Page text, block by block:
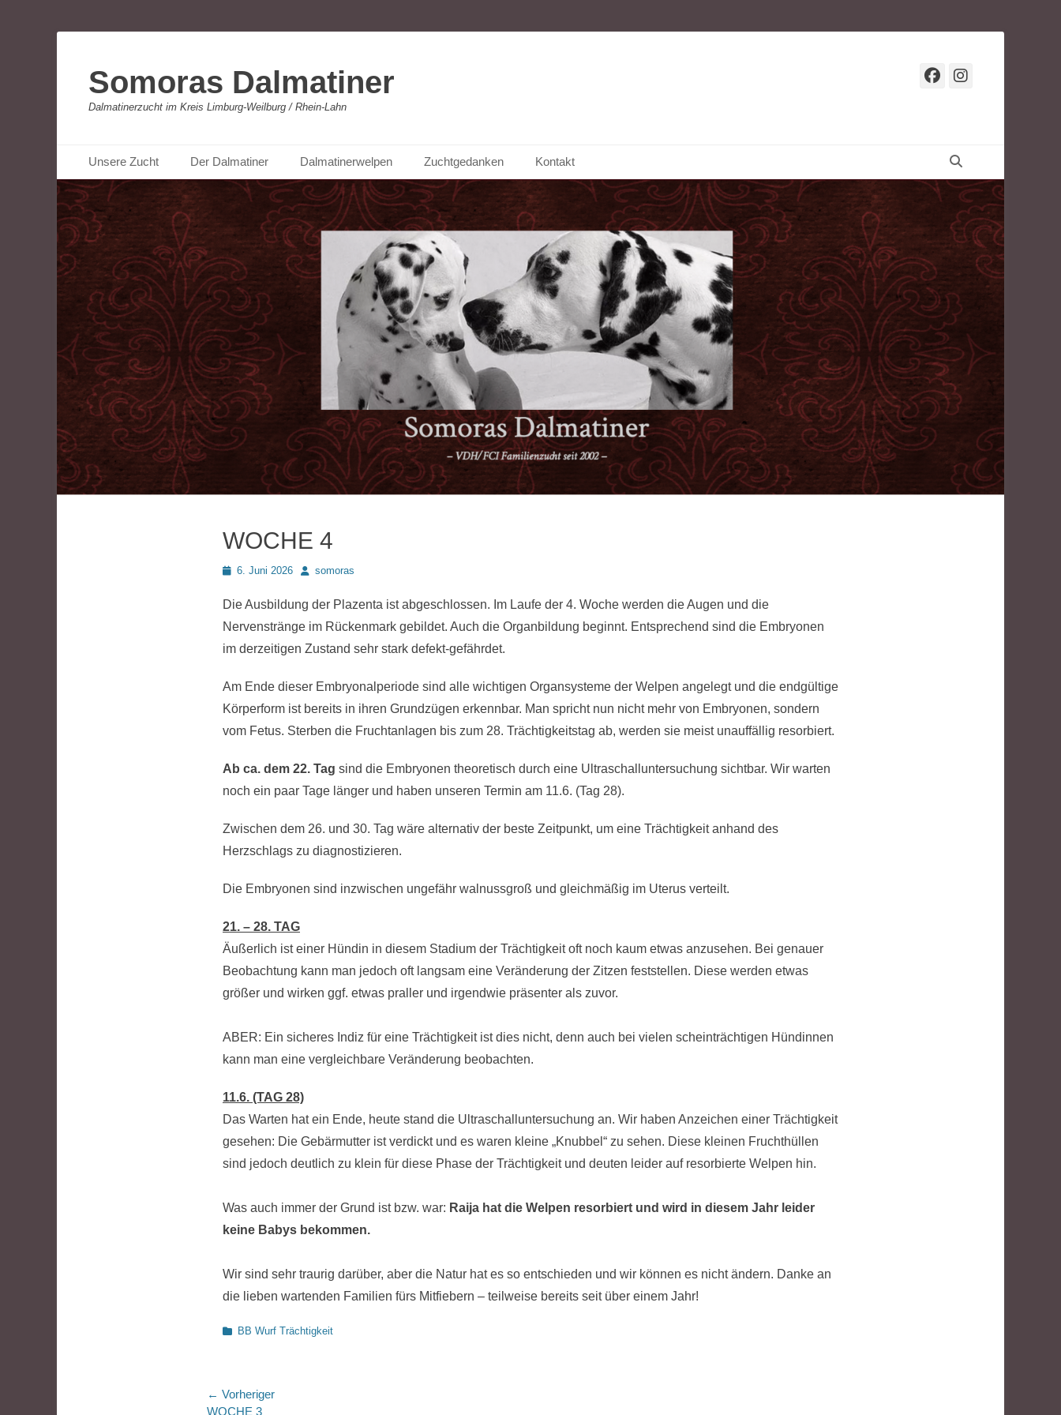
Somoras Dalmatiner
Dalmatinerzucht im Kreis Limburg-Weilburg / Rhein-Lahn
Facebook
Primäres Menü
Inhalt
springen
Unsere Zucht Der Dalmatiner Dalmatinerwelpen Zuchtgedanken Kontakt
WOCHE 4
Posted6. Juni 2026 Autorsomoras
Die Ausbildung der Plazenta ist abgeschlossen. Im Laufe der 4. Woche werden die Augen und die
Nervenstränge im Rückenmark gebildet. Auch die Organbildung beginnt. Entsprechend sind die Embryonen
im derzeitigen Zustand sehr stark defekt-gefährdet.
Am Ende dieser Embryonalperiode sind alle wichtigen Organsysteme der Welpen angelegt und die endgültige
Körperform ist bereits in ihren Grundzügen erkennbar. Man spricht nun nicht mehr von Embryonen, sondern
vom Fetus. Sterben die Fruchtanlagen bis zum 28. Trächtigkeitstag ab, werden sie meist unauffällig resorbiert.
Ab ca. dem 22. Tag sind die Embryonen theoretisch durch eine Ultraschalluntersuchung sichtbar. Wir warten
noch ein paar Tage länger und haben unseren Termin am 11.6. (Tag 28).
Zwischen dem 26. und 30. Tag wäre alternativ der beste Zeitpunkt, um eine Trächtigkeit anhand des
Herzschlags zu diagnostizieren.
Die Embryonen sind inzwischen ungefähr walnussgroß und gleichmäßig im Uterus verteilt.
21. – 28. TAG
Äußerlich ist einer Hündin in diesem Stadium der Trächtigkeit oft noch kaum etwas anzusehen. Bei genauer
Beobachtung kann man jedoch oft langsam eine Veränderung der Zitzen feststellen. Diese werden etwas
größer und wirken ggf. etwas praller und irgendwie präsenter als zuvor.
ABER: Ein sicheres Indiz für eine Trächtigkeit ist dies nicht, denn auch bei vielen scheinträchtigen Hündinnen
kann man eine vergleichbare Veränderung beobachten.
11.6. (TAG 28)
Das Warten hat ein Ende, heute stand die Ultraschalluntersuchung an. Wir haben Anzeichen einer Trächtigkeit
gesehen: Die Gebärmutter ist verdickt und es waren kleine „Knubbel“ zu sehen. Diese kleinen Fruchthüllen
sind jedoch deutlich zu klein für diese Phase der Trächtigkeit und deuten leider auf resorbierte Welpen hin.
Was auch immer der Grund ist bzw. war: Raija hat die Welpen resorbiert und wird in diesem Jahr leider
keine Babys bekommen.
Wir sind sehr traurig darüber, aber die Natur hat es so entschieden und wir können es nicht ändern. Danke an
die lieben wartenden Familien fürs Mitfiebern – teilweise bereits seit über einem Jahr!
Kategorien
BB Wurf Trächtigkeit
Beitragsnavigation
← Vorheriger
Vorheriger
WOCHE 3